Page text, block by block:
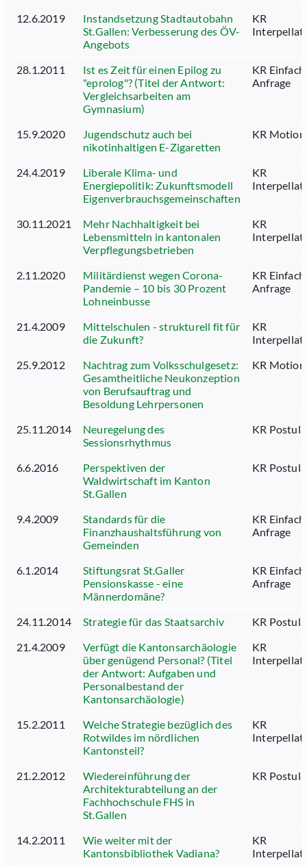
12.6.2019
Instandsetzung Stadtautobahn
St.Gallen: Verbesserung des ÖV-
Angebots
KR
28.1.2011
Ist es Zeit für einen Epilog zu
"eprolog"? (Titel der Antwort:
Vergleichsarbeiten am
Gymnasium)
KR
Anfrage
15.9.2020
Jugendschutz auch bei
nikotinhaltigen E-Zigaretten
KR Motion
24.4.2019
Liberale Klima- und
Energiepolitik: Zukunftsmodell
Eigenverbrauchsgemeinschaften
KR
30.11.2021
Mehr Nachhaltigkeit bei
Lebensmitteln in kantonalen
Verpflegungsbetrieben
KR
2.11.2020
Militärdienst wegen Corona-
Pandemie – 10 bis 30 Prozent
Lohneinbusse
KR
Anfrage
21.4.2009
Mittelschulen - strukturell fit für
die Zukunft?
KR
25.9.2012
Nachtrag zum Volksschulgesetz:
Gesamtheitliche Neukonzeption
von Berufsauftrag und
Besoldung Lehrpersonen
KR Motion
25.11.2014
Neuregelung des
Sessionsrhythmus
KR
6.6.2016
Perspektiven der
Waldwirtschaft im Kanton
St.Gallen
KR
9.4.2009
Standards für die
Finanzhaushaltsführung von
Gemeinden
KR
Anfrage
6.1.2014
Stiftungsrat St.Galler
Pensionskasse - eine
Männerdomäne?
KR
Anfrage
24.11.2014 Strategie für das Staatsarchiv
KR
21.4.2009
Verfügt die Kantonsarchäologie
über genügend Personal? (Titel
der Antwort: Aufgaben und
Personalbestand der
Kantonsarchäologie)
KR
15.2.2011
Welche Strategie bezüglich des
Rotwildes im nördlichen
Kantonsteil?
KR
21.2.2012
Wiedereinführung der
Architekturabteilung an der
Fachhochschule FHS in
St.Gallen
KR
14.2.2011
Wie weiter mit der
Kantonsbibliothek Vadiana?
KR